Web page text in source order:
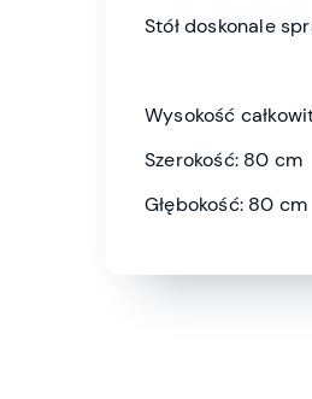
Stół doskonale
Wysokość
Szerokość: 80 cm
Głębokość: 80 cm